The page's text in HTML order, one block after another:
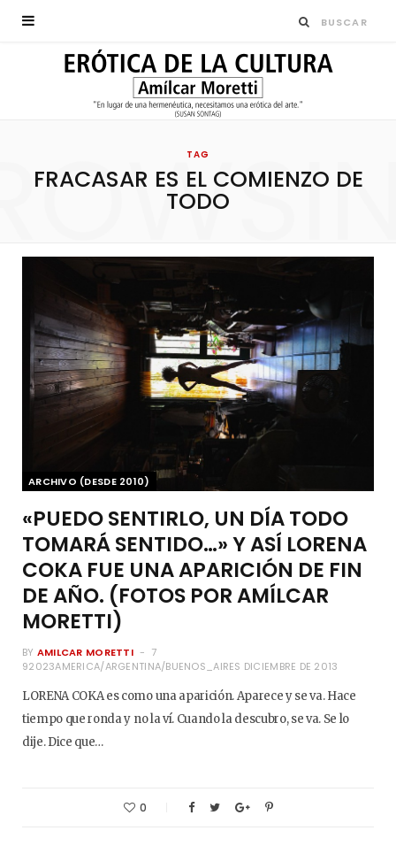
TAG
FRACASAR ES EL COMIENZO DE
TODO
ARCHIVO (DESDE 2010)
«PUEDO SENTIRLO, UN DÍA TODO
TOMARÁ SENTIDO…» Y ASÍ LORENA
COKA FUE UNA APARICIÓN DE FIN
DE AÑO. (FOTOS POR AMÍLCAR
MORETTI)
BY AMILCAR MORETTI
7
92023AMERICA/ARGENTINA/BUENOS_AIRES DICIEMBRE DE 2013
LORENA COKA es como una aparición. Aparece y se va. Hace
tiempo que ronda y no la ví. Cuando la descubro, se va. Se lo
dije. Dice que…
0